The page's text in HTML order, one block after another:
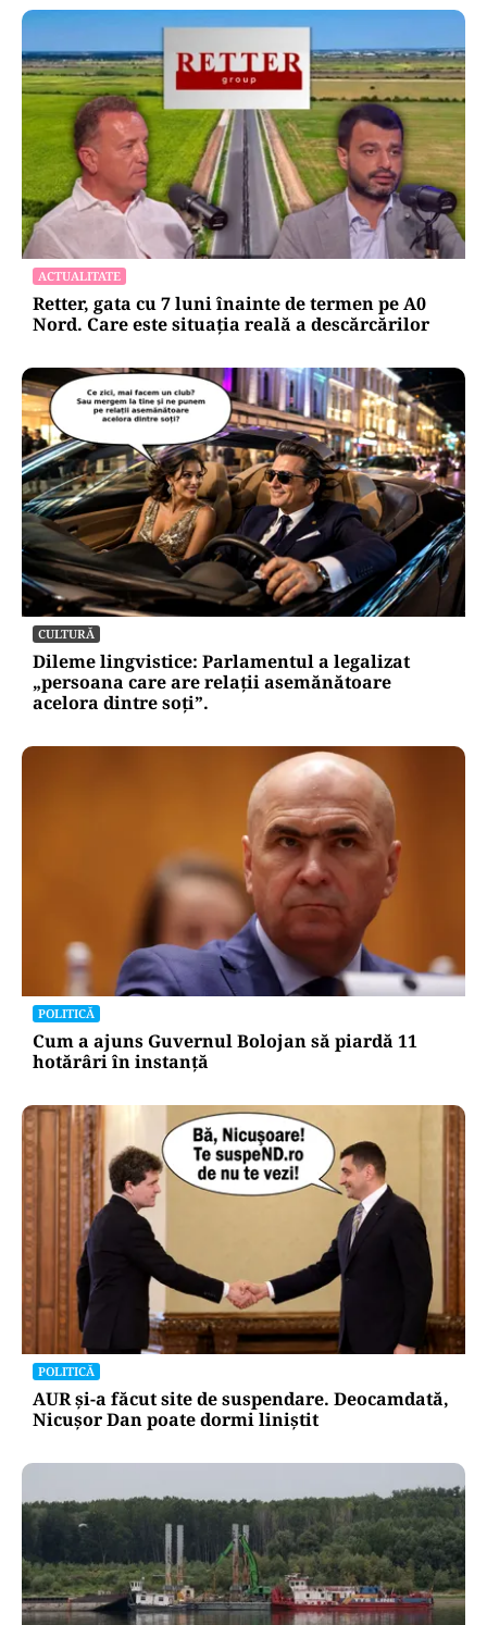
ACTUALITATE
Retter, gata cu 7 luni înainte de termen pe A0
Nord. Care este situația reală a descărcărilor
CULTURĂ
Dileme lingvistice: Parlamentul a legalizat
„persoana care are relații asemănătoare
acelora dintre soți”.
POLITICĂ
Cum a ajuns Guvernul Bolojan să piardă 11
hotărâri în instanță
POLITICĂ
AUR și-a făcut site de suspendare. Deocamdată,
Nicușor Dan poate dormi liniștit